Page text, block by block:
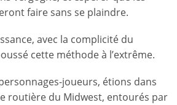
faire sans se plaindre.
avec la complicité du
cette méthode à l’extrême.
joueurs, étions dans
routière du Midwest, entourés par